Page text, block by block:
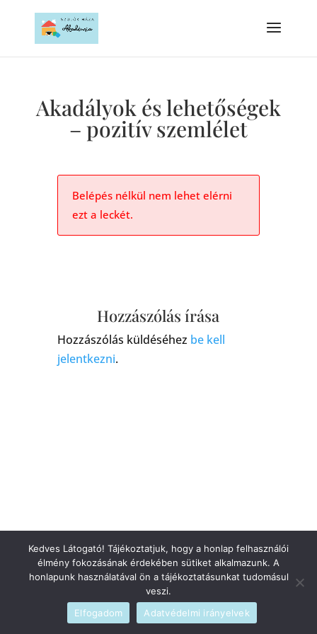
Akadályok és lehetőségek
– pozitív szemlélet
Belépés nélkül nem lehet elérni
ezt a leckét.
Hozzászólás írása
Hozzászólás küldéséhez be kell
jelentkezni.
Szerzői jogi © 2026blog | Fejlesztetteadmin | SzolgáltatóWordPress
Kedves Látogató! Tájékoztatjuk, hogy a honlap felhasználói
élmény fokozásának érdekében sütiket alkalmazunk. A
honlapunk használatával ön a tájékoztatásunkat tudomásul
veszi.
Elfogadom
Adatvédelmi irányelvek